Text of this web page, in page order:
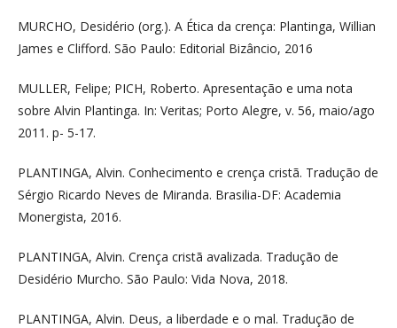
MURCHO, Desidério (org.). A Ética da crença: Plantinga, Willian
James e Clifford. São Paulo: Editorial Bizâncio, 2016
MULLER, Felipe; PICH, Roberto. Apresentação e uma nota
sobre Alvin Plantinga. In: Veritas; Porto Alegre, v. 56, maio/ago
2011. p- 5-17.
PLANTINGA, Alvin. Conhecimento e crença cristã. Tradução de
Sérgio Ricardo Neves de Miranda. Brasilia-DF: Academia
Monergista, 2016.
PLANTINGA, Alvin. Crença cristã avalizada. Tradução de
Desidério Murcho. São Paulo: Vida Nova, 2018.
PLANTINGA, Alvin. Deus, a liberdade e o mal. Tradução de